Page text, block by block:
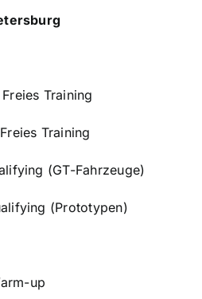
Training
Training
(GT-Fahrzeuge)
(Prototypen)
up